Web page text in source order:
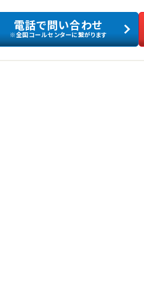
電話で問い合わせ
※全国コールセンターに繋がります